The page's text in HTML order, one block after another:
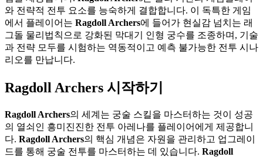
와 전략적 전투 요소를 능숙하게 결합합니다. 이 독특한 게임
에서 플레이어는 Ragdoll Archers에 들어가 현실감 넘치는 래
그돌 물리법칙으로 강화된 막대기 인형 궁수를 조종하며, 기술
과 전략 모두를 시험하는 역동적이고 예측 불가능한 전투 시나
리오를 만납니다.
Ragdoll Archers 시작하기
Ragdoll Archers의 세계는 궁술 스킬을 마스터하는 것이 성공
의 열쇠인 흥미진진한 전투 아레나를 플레이어에게 제공합니
다. Ragdoll Archers의 핵심 개념은 자원을 관리하고 업그레이
드를 통해 궁술 전투를 마스터하는 데 있습니다. Ragdoll